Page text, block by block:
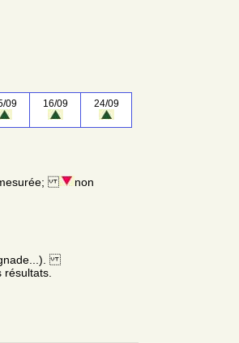
09 16/09 24/09
mesurée;
non